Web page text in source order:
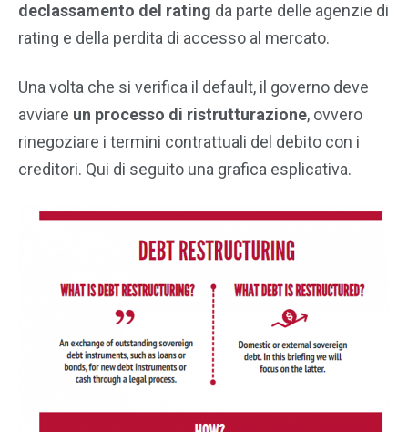
declassamento del rating da parte delle agenzie di
rating e della perdita di accesso al mercato.
Una volta che si verifica il default, il governo deve
avviare un processo di ristrutturazione, ovvero
rinegoziare i termini contrattuali del debito con i
creditori. Qui di seguito una grafica esplicativa.